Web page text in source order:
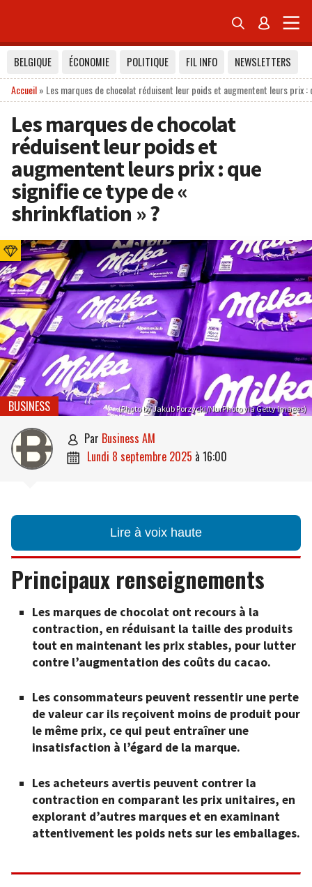
 
BELGIQUE ÉCONOMIE POLITIQUE FIL INFO
NEWSLETTERS
Accueil» Les marques de chocolat réduisent leur poids et augmentent leurs prix
Les marques de chocolat
réduisent leur poids et
augmentent leurs prix : que
signifie ce type de «
shrinkflation » ?
(Photo by Jakub Porzycki/NurPhoto via Getty Images)
BUSINESS
 par Business AM
 lundi 8 septembre 2025 à 16:00
Lire à voix haute
Principaux renseignements
Les marques de chocolat ont recours à la
contraction, en réduisant la taille des produits
tout en maintenant les prix stables, pour lutter
contre l’augmentation des coûts du cacao.
Les consommateurs peuvent ressentir une perte
de valeur car ils reçoivent moins de produit pour
le même prix, ce qui peut entraîner une
insatisfaction à l’égard de la marque.
Les acheteurs avertis peuvent contrer la
contraction en comparant les prix unitaires, en
explorant d’autres marques et en examinant
attentivement les poids nets sur les emballages.